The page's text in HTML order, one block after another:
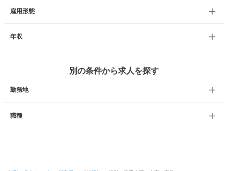
雇用形態
年収
別の条件から求人を探す
勤務地
職種